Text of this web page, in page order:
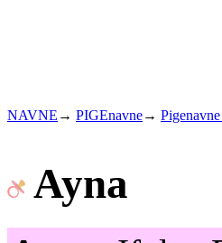
NAVNE → PIGEnavne→
Ayna